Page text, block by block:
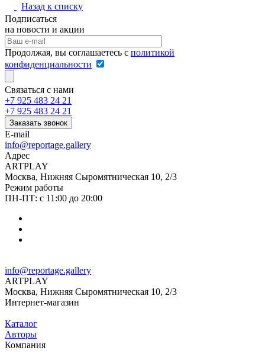
Назад к списку
Подписаться
на новости и акции
Продолжая, вы соглашаетесь с политикой
конфиденциальности
Связаться с нами
+7 925 483 24 21
+7 925 483 24 21
Заказать звонок
E-mail
info@reportage.gallery
Адрес
ARTPLAY
Москва, Нижняя Сыромятническая 10, 2/3
Режим работы
ПН-ПТ: с 11:00 до 20:00
info@reportage.gallery
ARTPLAY
Москва, Нижняя Сыромятническая 10, 2/3
Интернет-магазин
Каталог
Авторы
Компания